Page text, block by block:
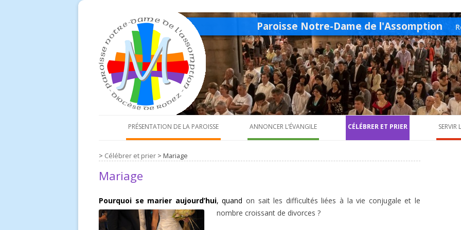
Paroisse Notre-Dame de l'Assomption
PRÉSENTATION DE LA PAROISSE
Les églises de la paroisse
Équipes d’animation de relais
ANNONCER L’ÉVANGILE
Scouts et Guides
CÉLÉBRER ET PRIER
Chœur paroissial
SERVIR
> Célébrer et prier > Mariage
Mariage
Pourquoi se marier aujourd’hui, quand on sait les difficultés liées à la vie conjugale et le
nombre croissant de divorces ?